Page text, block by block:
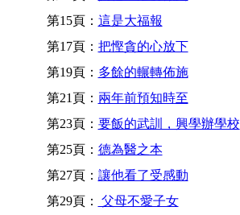
第15頁： 這是大福報
第17頁： 把慳貪的心放下
第19頁： 多餘的輾轉佈施
第21頁： 兩年前預知時至
第23頁： 要飯的武訓，興學辦學校
第25頁： 德為醫之本
第27頁： 讓他看了受感動
第29頁：
父母不愛子女